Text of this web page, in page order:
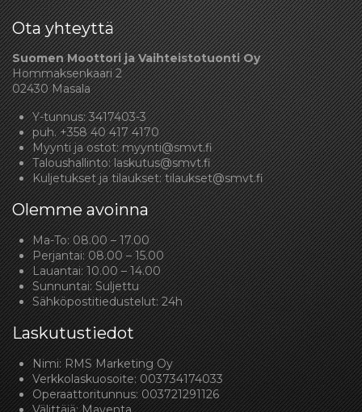
Ota yhteyttä
Suomen Moottori ja Vaihteistotuonti Oy
Hommaksenkaari 2
02430 Masala
Y-tunnus: 3417403-3
puh.+358 40 417 4170
Myynti ja ostot:myynti@smvt.fi
Taloushallinto:laskutus@smvt.fi
Kuljetukset ja tilaukset:tilaukset@smvt.fi
Olemme avoinna
Ma-To: 08.00 – 17.00
Perjantai: 08.00 – 15.00
Lauantai: 10.00 – 14.00
Sunnuntai: Suljettu
Sähköpostitiedustelut: 24h
Laskutustiedot
Nimi: RMS Marketing Oy
Verkkolaskuosoite: 003734174033
Operaattoritunnus: 003721291126